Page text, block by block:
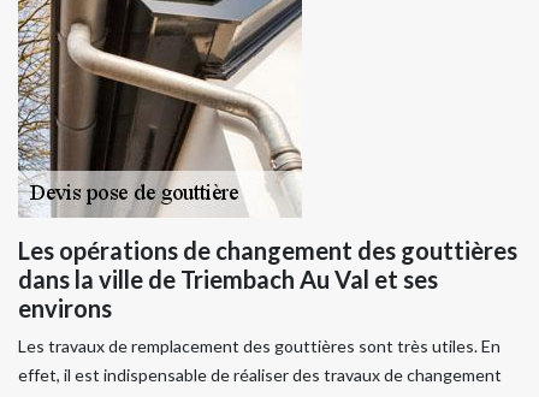
Les opérations de changement des gouttières
dans la ville de Triembach Au Val et ses
environs
Les travaux de remplacement des gouttières sont très utiles. En
effet, il est indispensable de réaliser des travaux de changement